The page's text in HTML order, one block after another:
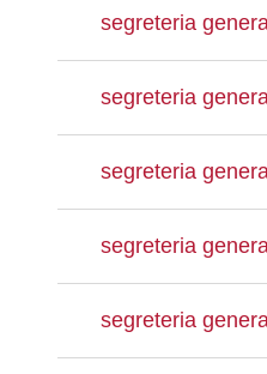
segreteria
segreteria
segreteria
segreteria
segreteria